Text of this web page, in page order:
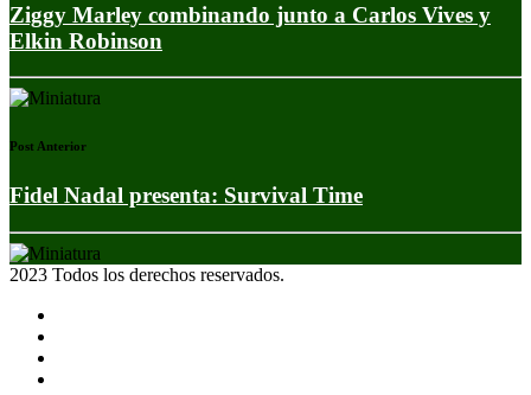
Ziggy Marley combinando junto a Carlos Vives y
Elkin Robinson
Post Anterior
Fidel Nadal presenta: Survival Time
2023 Todos los derechos reservados.